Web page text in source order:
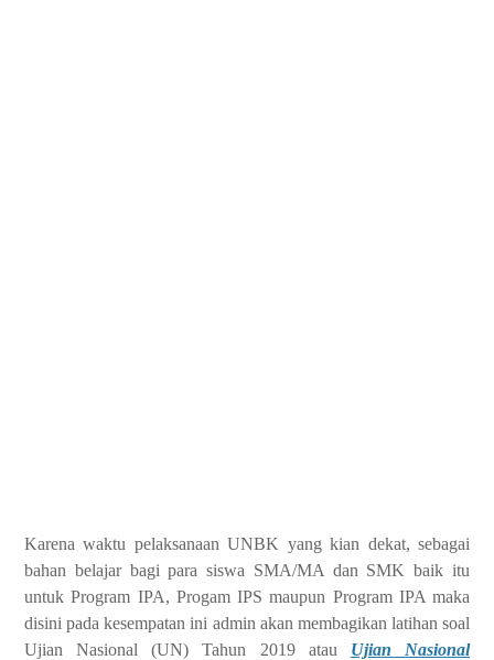
Karena waktu pelaksanaan UNBK yang kian dekat, sebagai
bahan belajar bagi para siswa SMA/MA dan SMK baik itu
untuk Program IPA, Progam IPS maupun Program IPA maka
disini pada kesempatan ini admin akan membagikan latihan soal
Ujian Nasional (UN) Tahun 2019 atau Ujian Nasional